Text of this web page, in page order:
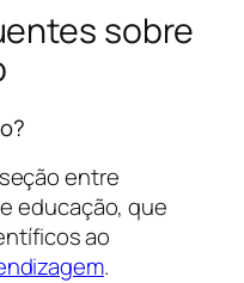
sobre
entre
educação, que
ao
.